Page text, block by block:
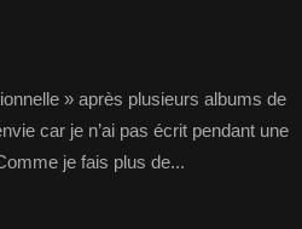
» après plusieurs albums de
car je n’ai pas écrit pendant une
je fais plus de...